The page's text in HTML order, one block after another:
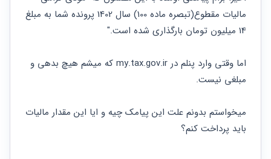
برنامه نویسی
طلاق
حقوقی
حقوقی
خانواده
و کار
سئو و
بهینه
سایت
ثبت
شرکت
14 میلیون تومان بارگذاری شده است."
مبلغی نیست.
باید پرداخت کنم؟